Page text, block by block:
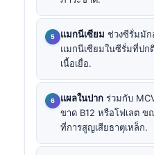
แมกนีเซียม ช่วงซีรั่มมัก
แมกนีเซียมในซีรั่มที่ปก
เนื้อเยื่อ.
แผลในปาก ร่วมกับ
ขาด B12 หรือโฟเลต
ที่การสูญเสียธาตุเหล็ก.